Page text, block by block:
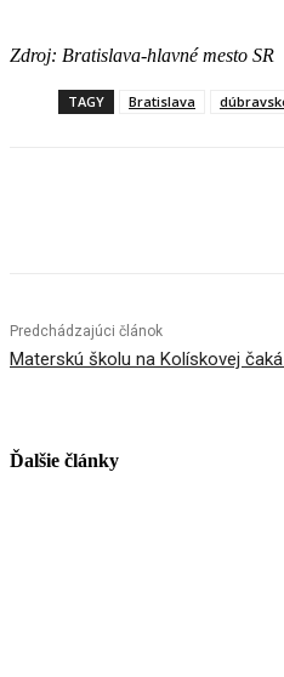
Zdroj: Bratislava-hlavné mesto SR
TAGY Bratislava
Predchádzajúci článok
Materskú školu na Kolískovej
Ďalšie články